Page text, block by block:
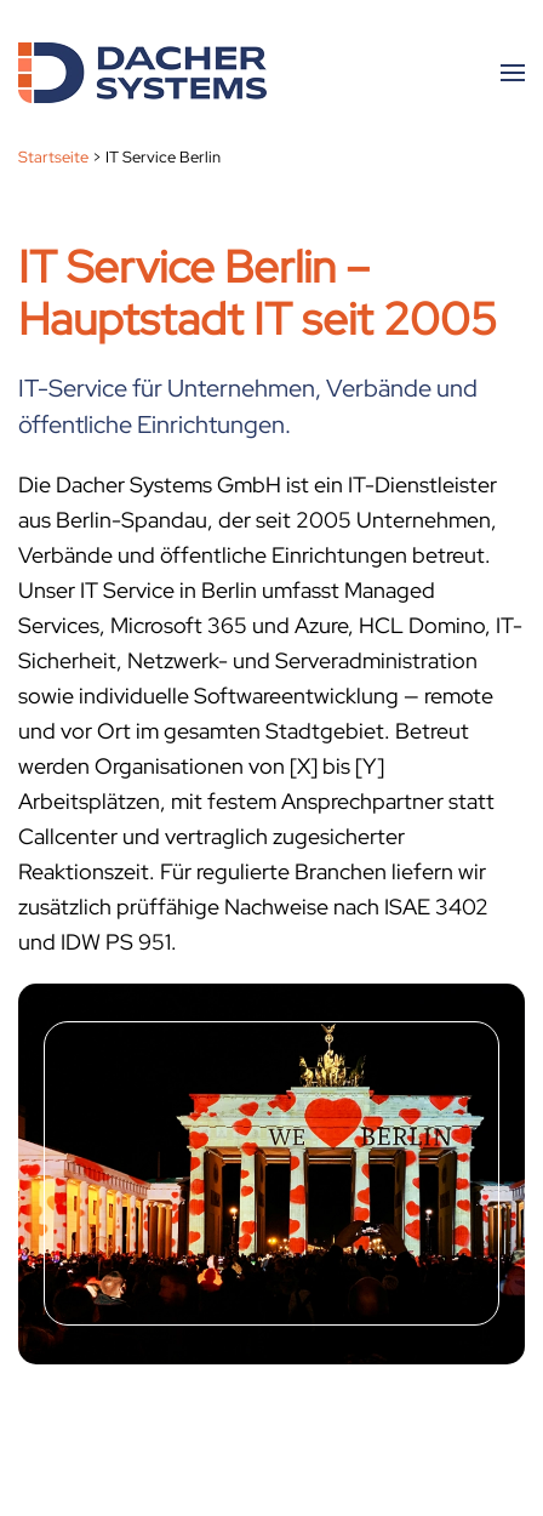
Skip to main content
Startseite > IT Service Berlin
IT Service Berlin –
Hauptstadt IT seit 2005
IT-Service für Unternehmen, Verbände und
öffentliche Einrichtungen.
Die Dacher Systems GmbH ist ein IT-Dienstleister
aus Berlin-Spandau, der seit 2005 Unternehmen,
Verbände und öffentliche Einrichtungen betreut.
Unser ITService in Berlin umfasst Managed
Services, Microsoft 365 und Azure, HCL Domino, IT-
Sicherheit, Netzwerk- und Serveradministration
sowie individuelle Softwareentwicklung — remote
und vorOrt im gesamten Stadtgebiet. Betreut
werden Organisationen von [X] bis [Y]
Arbeitsplätzen, mit festemAnsprechpartner statt
Callcenter und vertraglich zugesicherter
Reaktionszeit. Für regulierte Branchen liefern wir
zusätzlich prüffähige Nachweise nach ISAE 3402
und IDW PS 951.